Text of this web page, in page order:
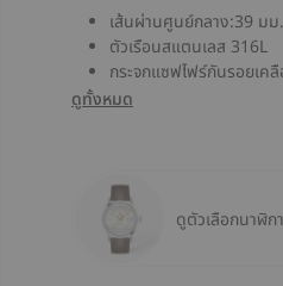
เส้นผ่านศูนย์กลาง:39 มม.
ตัวเรือนสแตนเลส 316L
กระจกแซฟไฟร์กันรอยเค
ดูทั้งหมด
ดูตัวเลือกนาฬิ